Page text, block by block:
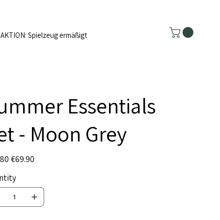
AKTION: Spielzeug ermäßigt
Essentials
- Moon Grey
Sale
price
€69.90